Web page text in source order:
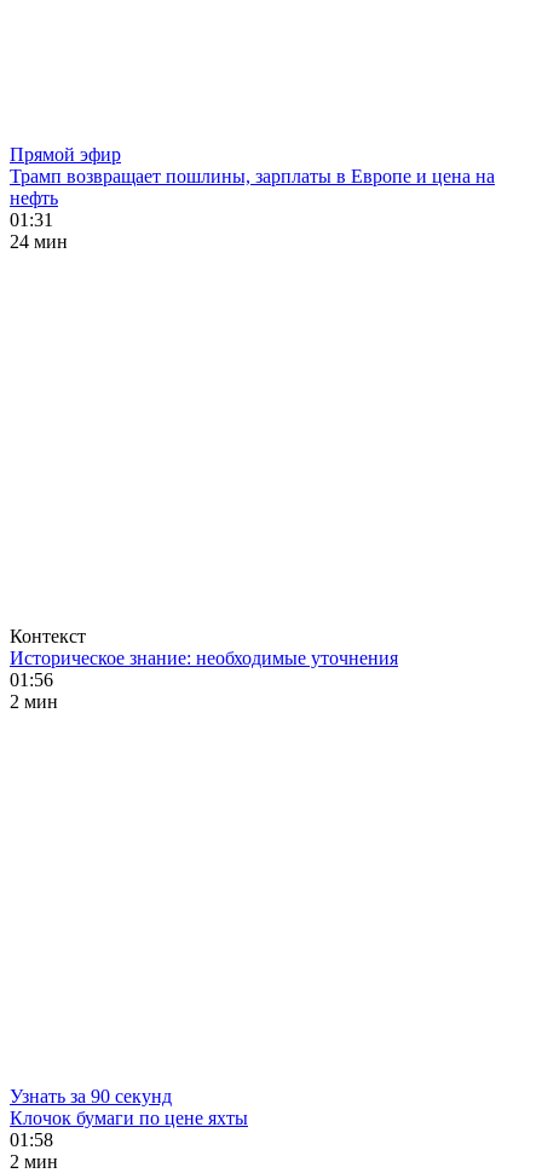
Прямой эфир
Трамп возвращает пошлины, зарплаты в Европе и цена на
нефть
01:31
24 мин
Контекст
Историческое знание: необходимые уточнения
01:56
2 мин
Узнать за 90 секунд
Клочок бумаги по цене яхты
01:58
2 мин